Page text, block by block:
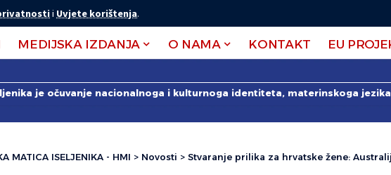
i Uvjete korištenja.
MEDIJSKA IZDANJA O NAMA KONTAKT EU
je očuvanje nacionalnoga i kulturnoga identiteta, materinskoga
MATICA ISELJENIKA - HMI > Novosti > Stvaranje prilika za hrvatske žene: Australija-Novi Zeland Hrvatski samit žena u